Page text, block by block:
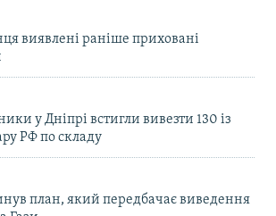
виявлені раніше приховані
у Дніпрі встигли вивезти 130 із
РФ по складу
план, який передбачає виведення